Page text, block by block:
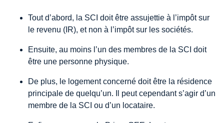
Tout d’abord, la SCI doit être assujettie à l’impôt sur
le revenu (IR), et non à l’impôt sur les sociétés.
Ensuite, au moins l’un des membres de la SCI doit
être une personne physique.
De plus, le logement concerné doit être la résidence
principale de quelqu’un. Il peut cependant s’agir d’un
membre de la SCI ou d’un locataire.